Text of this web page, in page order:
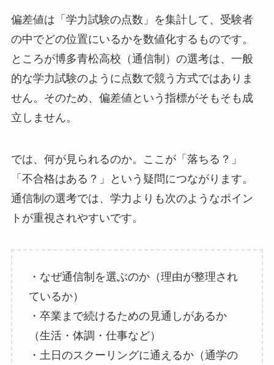
偏差値は「学力試験の点数」を集計して、受験者
の中でどの位置にいるかを数値化するものです。
ところが博多青松高校（通信制）の選考は、一般
的な学力試験のように点数で競う方式ではありま
せん。そのため、偏差値という指標がそもそも成
立しません。
では、何が見られるのか。ここが「落ちる？」
「不合格はある？」という疑問につながります。
通信制の選考では、学力よりも次のようなポイン
トが重視されやすいです。
・なぜ通信制を選ぶのか（理由が整理され
ているか）
・卒業まで続けるための見通しがあるか
（生活・体調・仕事など）
・土日のスクーリングに通えるか（通学の